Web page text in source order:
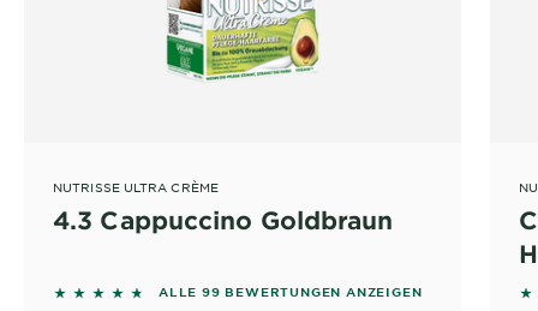
NUTRISSE ULTRA CRÈME
4.3 Cappuccino Goldbraun
4.5758 out of 5 stars based on reviews
ALLE 99 BEWERTUNGEN ANZEIGEN